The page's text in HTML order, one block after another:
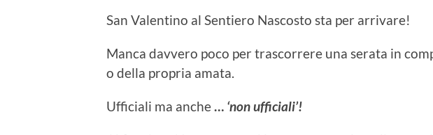
San Valentino al Sentiero Nascosto sta per arrivare!
Manca davvero poco per trascorrere una serata in
o della propria amata.
Ufficiali ma anche… ‘non ufficiali’!